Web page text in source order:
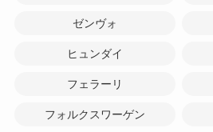
ゼンヴォ
ヒュンダイ
フェラーリ
フォルクスワーゲン